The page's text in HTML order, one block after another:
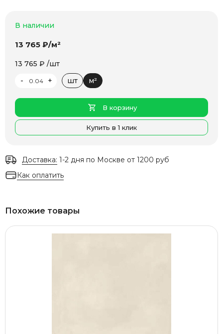
В наличии
13 765 ₽/м²
13 765 ₽ /шт
-
+ шт м²
В корзину
Купить в 1 клик
Доставка: 1-2 дня по Москве от 1200 руб
Как оплатить
Похожие товары